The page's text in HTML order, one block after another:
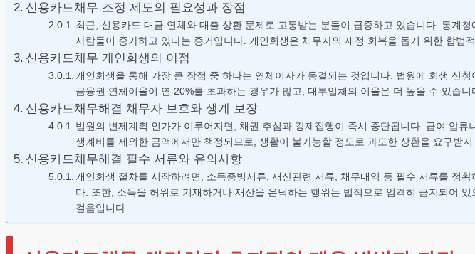
신용카드채무 조정 제도의 필요성과 장점
최근, 신용카드 대금 연체와 대출 상환 문제로 고통받는 분들이 급증하고 있습니다. 통계
사람들이 증가하고 있다는 증거입니다. 개인회생은 채무자의 재정 회복을 돕기 위한 합
신용카드채무 개인회생의 이점
개인회생을 통해 가장 큰 장점 중 하나는 연체이자가 동결되는 것입니다. 법원에 회생 신
금융권 연체이율이 연 20%를 초과하는 경우가 많고, 대부업체의 이율은 더 높을 수 있습
신용카드채무해결 채무자 보호와 생계 보장
법원의 변제계획 인가가 이루어지면, 채권 추심과 강제집행이 즉시 중단됩니다. 급여 압
생계비를 제외한 금액에서만 책정되므로, 생활이 불가능할 정도로 과도한 상환을 요구받
신용카드채무해결 필수 서류와 유의사항
개인회생 절차를 시작하려면, 소득증빙서류, 재산관련 서류, 채무내역 등 필수 서류를 정
다. 또한, 소득을 허위로 기재하거나 재산을 은닉하는 행위는 법적으로 엄격히 금지되어
걸음입니다.